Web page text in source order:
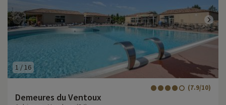
1 /16
Demeures du Ventoux
(7.9/10)